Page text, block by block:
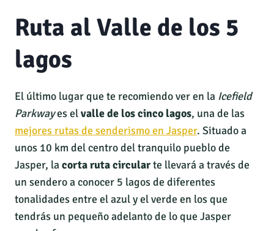
Ruta al Valle de los 5
lagos
El último lugar que te recomiendo ver en la Icefield
Parkwayes elvalle de los cinco lagos, una de las
mejores rutas de senderismo en Jasper. Situado a
unos 10 km del centro del tranquilo pueblo de
Jasper, lacorta ruta circularte llevará a través de
un sendero a conocer 5 lagos de diferentes
tonalidades entre el azul y el verde en los que
tendrás un pequeño adelanto de lo que Jasper